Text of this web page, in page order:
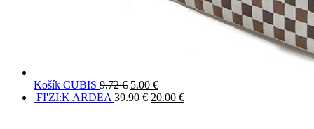
Košík CUBIS 9.72€ 5.00 €
FI'ZI:K ARDEA 39.90€ 20.00 €